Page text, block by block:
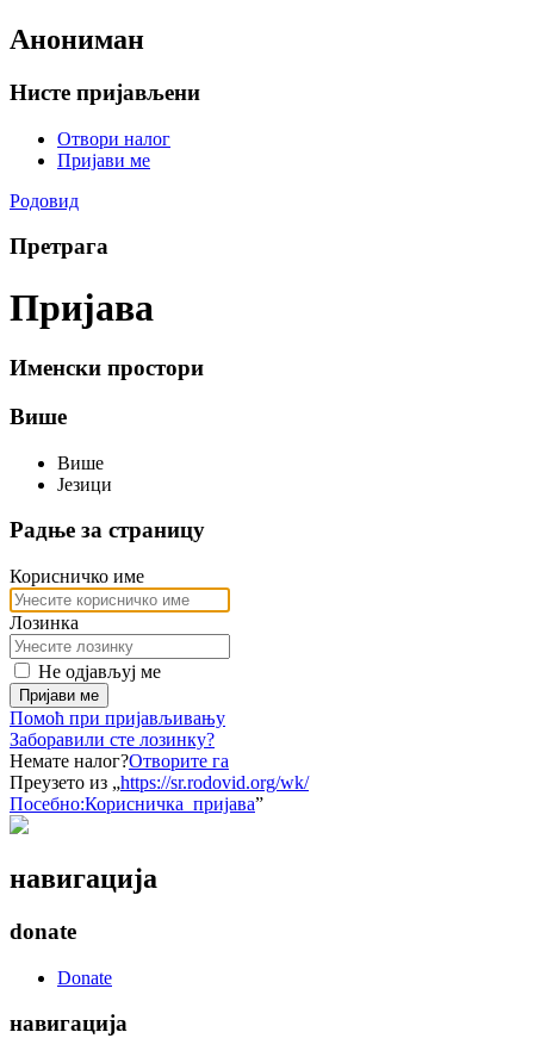
Анониман
Нисте пријављени
Отвори налог
Пријави ме
Родовид
Претрага
Пријава
Именски простори
Више
Више
Језици
Радње за страницу
Корисничко име
Лозинка
Не одјављуј ме
Пријави ме
Помоћ при пријављивању
Заборавили сте лозинку?
Немате налог?Отворите га
Преузето из „https://sr.rodovid.org/wk/
Посебно:Корисничка_пријава”
навигација
donate
Donate
навигација